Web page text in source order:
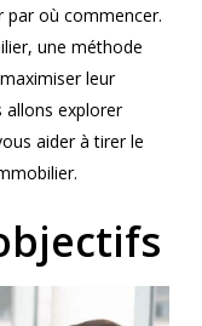
par où commencer.
une méthode
leur
allons explorer
aider à tirer le